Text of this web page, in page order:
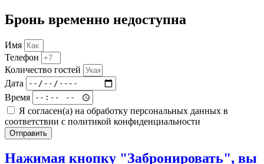
Бронь временно недоступна
Имя
Телефон
Количество гостей
Дата
Время
Я согласен(а) на обработку персональных данных в
соответствии с политикой конфиденциальности
Отправить
Нажимая кнопку "Забронировать", вы